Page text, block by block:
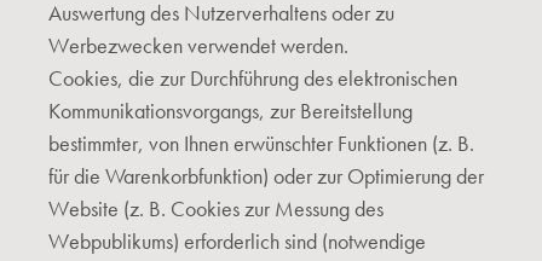
Auswertung des Nutzerverhaltens oder zu
Werbezwecken verwendet werden.
Cookies, die zur Durchführung des elektronischen
Kommunikationsvorgangs, zur Bereitstellung
bestimmter, von Ihnen erwünschter Funktionen (z. B.
für die Warenkorbfunktion) oder zur Optimierung der
Website (z. B. Cookies zur Messung des
Webpublikums) erforderlich sind (notwendige